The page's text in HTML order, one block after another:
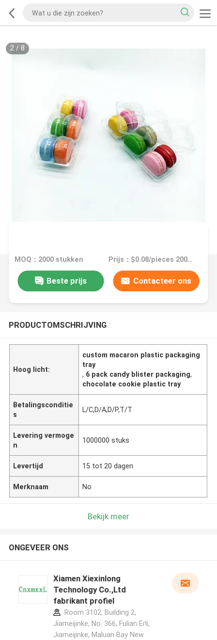
2/ 8
MOQ：2000 stukken Prijs：$0.08/pieces 2000-49999 pieces
Beste prijs Contacteer ons
PRODUCTOMSCHRIJVING
Hoog licht:
custom macaron plastic packaging
tray
, 6 pack candy blister packaging,
chocolate cookie plastic tray
Betalingsconditie
s
L/C,D/A,D/P,T/T
Levering vermoge
n
1000000 stuks
Levertijd 15 tot 20 dagen
Merknaam No
Bekijk meer
ONGEVEER ONS
Xiamen Xiexinlong
Technology Co.,Ltd
fabrikant profiel
Room 3102, Building 2,
Jiameijinke, No. 366, Fulian Erli,
Jiameijinke, Maluan Bay New